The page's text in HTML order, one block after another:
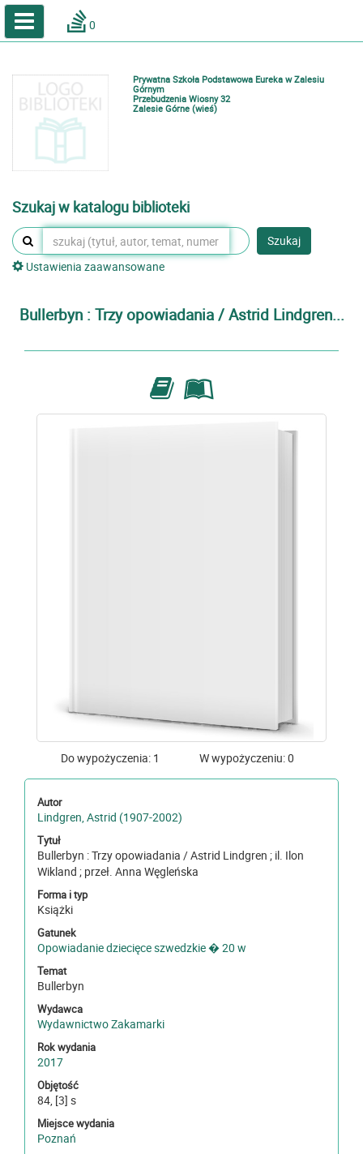
Katalog online biblioteki szkolnej
0
Prywatna Szkoła Podstawowa Eureka w Zalesiu
Górnym
Przebudzenia Wiosny 32
Zalesie Górne (wieś)
Szukaj w katalogu biblioteki
Szukaj
Ustawienia zaawansowane
Bullerbyn : Trzy opowiadania / Astrid Lindgren...
Do wypożyczenia: 1 W wypożyczeniu: 0
Autor
Lindgren, Astrid (1907-2002)
Tytuł
Bullerbyn : Trzy opowiadania / Astrid Lindgren ; il. Ilon
Wikland ; przeł. Anna Węgleńska
Forma i typ
Książki
Gatunek
Opowiadanie dziecięce szwedzkie � 20 w
Temat
Bullerbyn
Wydawca
Wydawnictwo Zakamarki
Rok wydania
2017
Objętość
84, [3] s
Miejsce wydania
Poznań